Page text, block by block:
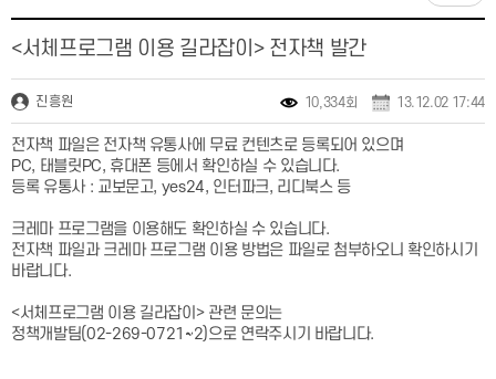
<서체프로그램 이용 길라잡이> 전자책 발간
진흥원 10,334회 13.12.02 17:44
전자책 파일은 전자책 유통사에 무료 컨텐츠로 등록되어 있으며
PC, 태블릿PC, 휴대폰 등에서 확인하실 수 있습니다.
등록 유통사 : 교보문고, yes24, 인터파크, 리디북스 등
크레마 프로그램을 이용해도 확인하실 수 있습니다.
전자책 파일과 크레마 프로그램 이용 방법은 파일로 첨부하오니 확인하시기
바랍니다.
<서체프로그램 이용 길라잡이> 관련 문의는
정책개발팀(02-269-0721~2)으로 연락주시기 바랍니다.